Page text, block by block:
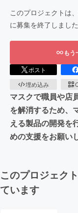
このプロジェクトは、
に募集を終了しました
もう
ポスト
埋め込み
マスクで職員や店
を解消するため、
える製品の開発を
めの支援をお願い
このプロジェク
ています